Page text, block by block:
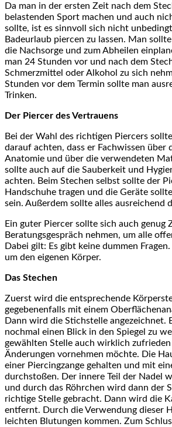
Da man in der ersten Zeit nach dem
belastenden Sport machen und auch
sollte, ist es sinnvoll sich nicht
Badeurlaub piercen zu lassen. Man
die Nachsorge und zum Abheilen
man 24 Stunden vor und nach dem
Schmerzmittel oder Alkohol zu sich
Stunden vor dem Termin sollte man
Trinken.
Der Piercer des Vertrauens
Bei der Wahl des richtigen Piercers
darauf achten, dass er Fachwissen über
Anatomie und über die verwendeten
sollte auch auf die Sauberkeit und
achten. Beim Stechen selbst sollte der
Handschuhe tragen und die Geräte
sein. Außerdem sollte alles ausreichend
Ein guter Piercer sollte sich auch genug
Beratungsgespräch nehmen, um alle
Dabei gilt: Es gibt keine dummen
um den eigenen Körper.
Das Stechen
Zuerst wird die entsprechende
gegebenenfalls mit einem
Dann wird die Stichstelle angezeichnet.
nochmal einen Blick in den Spiegel zu
gewählten Stelle auch wirklich
Änderungen vornehmen möchte. Die
einer Piercingzange gehalten und mit
durchstoßen. Der innere Teil der Nadel
und durch das Röhrchen wird dann der
richtige Stelle gebracht. Dann wird die
entfernt. Durch die Verwendung dieser
leichten Blutungen kommen. Zum